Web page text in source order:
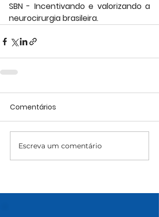
SBN - Incentivando e valorizando a
neurocirurgia brasileira.
Comentários
Escreva um comentário